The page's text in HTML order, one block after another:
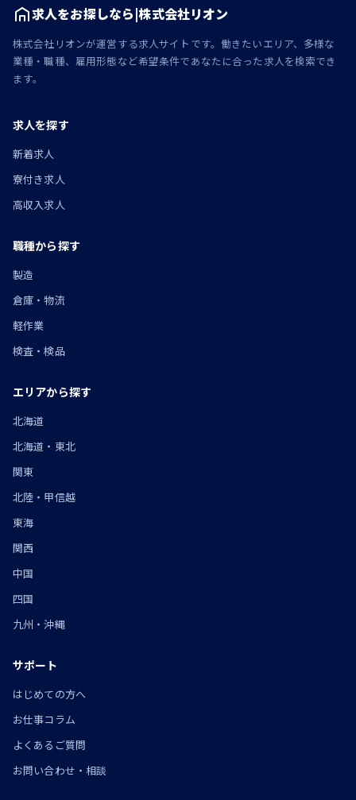
求人をお探しなら|株式会社リオン
株式会社リオンが運営する求人サイトです。働きたいエリア、多様な
業種・職種、雇用形態など希望条件であなたに合った求人を検索でき
ます。
求人を探す
新着求人
寮付き求人
高収入求人
職種から探す
製造
倉庫・物流
軽作業
検査・検品
エリアから探す
北海道
北海道・東北
関東
北陸・甲信越
東海
関西
中国
四国
九州・沖縄
サポート
はじめての方へ
お仕事コラム
よくあるご質問
お問い合わせ・相談